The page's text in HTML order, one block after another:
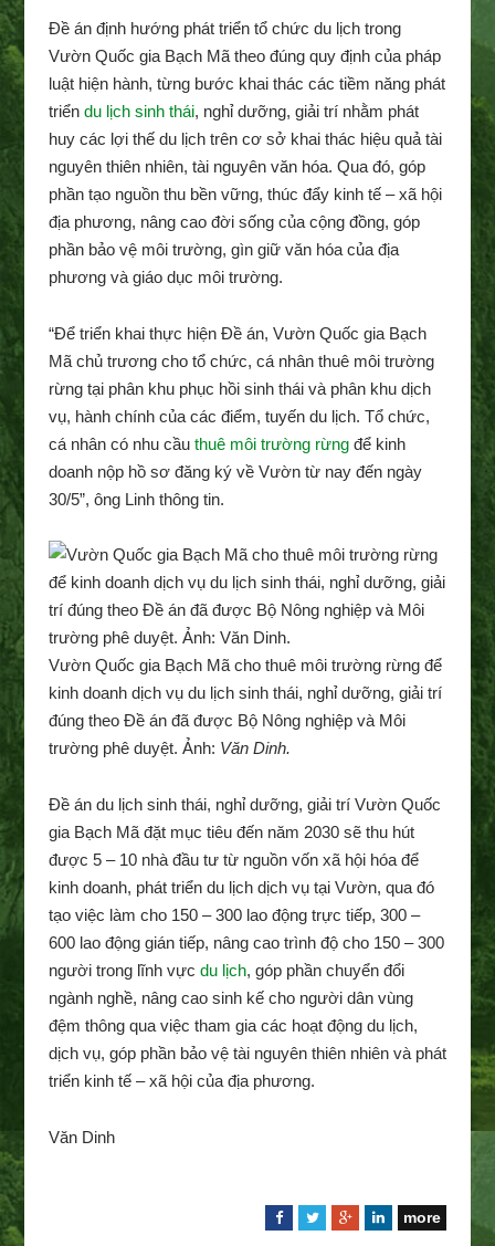
Đề án định hướng phát triển tổ chức du lịch trong
Vườn Quốc gia Bạch Mã theo đúng quy định của pháp
luật hiện hành, từng bước khai thác các tiềm năng phát
triển du lịch sinh thái, nghỉ dưỡng, giải trí nhằm phát
huy các lợi thế du lịch trên cơ sở khai thác hiệu quả tài
nguyên thiên nhiên, tài nguyên văn hóa. Qua đó, góp
phần tạo nguồn thu bền vững, thúc đẩy kinh tế – xã hội
địa phương, nâng cao đời sống của cộng đồng, góp
phần bảo vệ môi trường, gìn giữ văn hóa của địa
phương và giáo dục môi trường.
“Để triển khai thực hiện Đề án, Vườn Quốc gia Bạch
Mã chủ trương cho tổ chức, cá nhân thuê môi trường
rừng tại phân khu phục hồi sinh thái và phân khu dịch
vụ, hành chính của các điểm, tuyến du lịch. Tổ chức,
cá nhân có nhu cầu thuê môi trường rừng để kinh
doanh nộp hồ sơ đăng ký về Vườn từ nay đến ngày
30/5”, ông Linh thông tin.
Vườn Quốc gia Bạch Mã cho thuê môi trường rừng để
kinh doanh dịch vụ du lịch sinh thái, nghỉ dưỡng, giải trí
đúng theo Đề án đã được Bộ Nông nghiệp và Môi
trường phê duyệt. Ảnh: Văn Dinh.
Đề án du lịch sinh thái, nghỉ dưỡng, giải trí Vườn Quốc
gia Bạch Mã đặt mục tiêu đến năm 2030 sẽ thu hút
được 5 – 10 nhà đầu tư từ nguồn vốn xã hội hóa để
kinh doanh, phát triển du lịch dịch vụ tại Vườn, qua đó
tạo việc làm cho 150 – 300 lao động trực tiếp, 300 –
600 lao động gián tiếp, nâng cao trình độ cho 150 – 300
người trong lĩnh vực du lịch, góp phần chuyển đổi
ngành nghề, nâng cao sinh kế cho người dân vùng
đệm thông qua việc tham gia các hoạt động du lịch,
dịch vụ, góp phần bảo vệ tài nguyên thiên nhiên và phát
triển kinh tế – xã hội của địa phương.
Văn Dinh
F
T
G
L
more